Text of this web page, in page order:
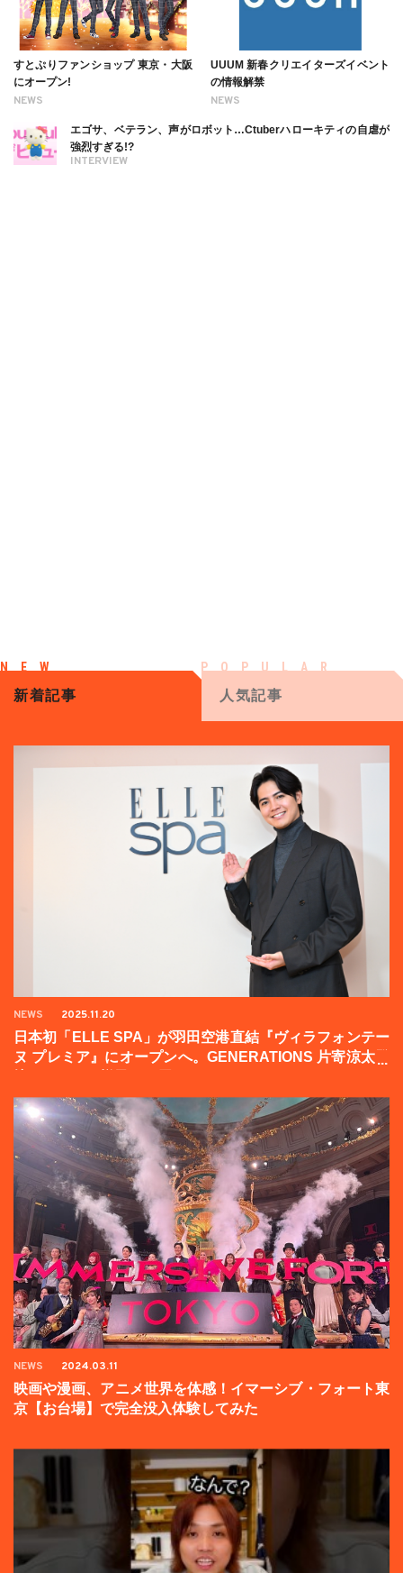
NEWS
すとぷりファンショップ 東京・大阪
にオープン!
NEWS
UUUM 新春クリエイターズイベント
の情報解禁
INTERVIEW
エゴサ、ベテラン、声がロボット…Ctuberハローキティの自虐が
強烈すぎる!?
新着記事 人気記事
NEWS 2025.11.20
日本初「ELLE SPA」が羽田空港直結『ヴィラフォンテー
ヌ プレミア』にオープンへ。GENERATIONS 片寄涼太登
NEWS 2024.03.11
映画や漫画、アニメ世界を体感！イマーシブ・フォート東
京【お台場】で完全没入体験してみた